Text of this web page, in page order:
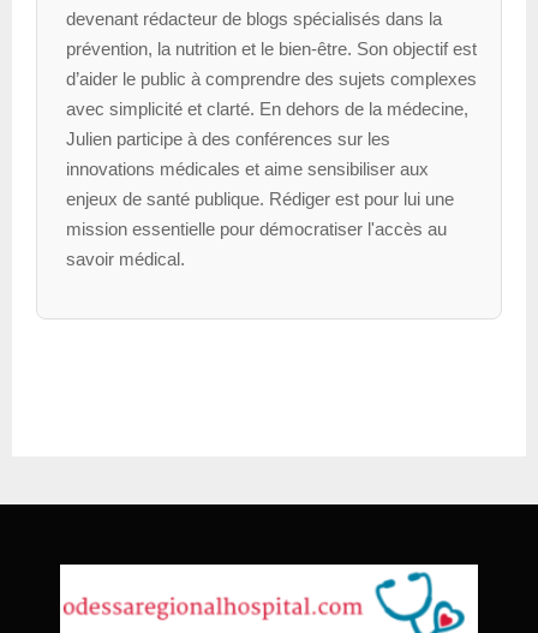
devenant rédacteur de blogs spécialisés dans la
prévention, la nutrition et le bien-être. Son objectif est
d’aider le public à comprendre des sujets complexes
avec simplicité et clarté. En dehors de la médecine,
Julien participe à des conférences sur les
innovations médicales et aime sensibiliser aux
enjeux de santé publique. Rédiger est pour lui une
mission essentielle pour démocratiser l'accès au
savoir médical.